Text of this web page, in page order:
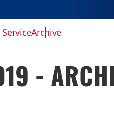
Archive
-